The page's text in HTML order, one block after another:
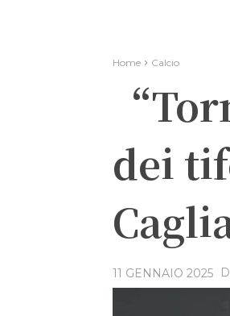
Home Calcio
dei
11 GENNAIO 2025